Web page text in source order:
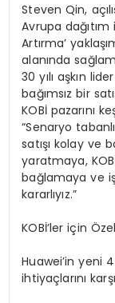
Steven Qin,
Avrupa dağıtım
Artırma’
alanında
30 yılı aşkın
bağımsız bir
KOBİ pazarını
“Senaryo
satışı kolay ve
yaratmaya,
bağlamaya ve
kararlıyız.”
KOBİ’ler için
Huawei’in yeni
ihtiyaçlarını